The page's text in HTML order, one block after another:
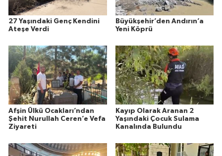
27 Yaşındaki Genç Kendini
Ateşe Verdi
Büyükşehir’den Andırın’a
Yeni Köprü
Afşin Ülkü Ocakları’ndan
Şehit Nurullah Ceren’e Vefa
Ziyareti
Kayıp Olarak Aranan 2
Yaşındaki Çocuk Sulama
Kanalında Bulundu